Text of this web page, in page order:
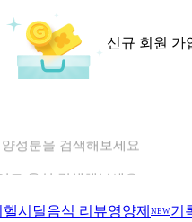
신규 회원 가
헬시딜음식 리뷰영양제 NEW기